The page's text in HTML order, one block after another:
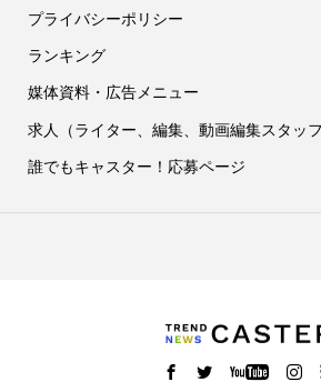
プライバシーポリシー
ランキング
媒体資料・広告メニュー
求人（ライター、編集、動画編集スタッフ
誰でもキャスター！応募ページ